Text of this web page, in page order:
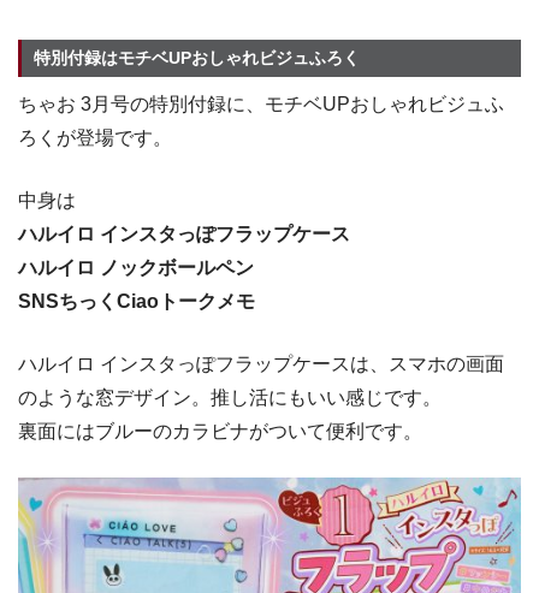
特別付録はモチベUPおしゃれビジュふろく
ちゃお 3月号の特別付録に、モチベUPおしゃれビジュふ
ろくが登場です。
中身は
ハルイロ インスタっぽフラップケース
ハルイロ ノックボールペン
SNSちっくCiaoトークメモ
ハルイロ インスタっぽフラップケースは、スマホの画面
のような窓デザイン。推し活にもいい感じです。
裏面にはブルーのカラビナがついて便利です。